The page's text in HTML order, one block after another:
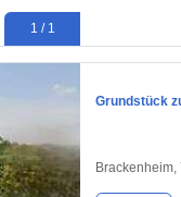
1 / 1
Grundstück
Brackenheim,